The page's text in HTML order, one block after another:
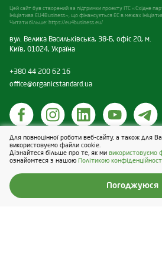
№ Найменування
1 Малина
Органічне рослинництво (у тому
розсадництво)
Вид діяльності
Виробництво
Категорія продукції
Продукти рослинництва, що не
переробці (крім об’єктів
Асортимент сертифікованої
№ Найменування
1 Малина
вул. Велика Васильківська, 38-Б, офіс 20, м.
Київ, 01024, Україна
Цей сайт був створений за підтримки проекту ITC «Східне
Ініціатива EU4Business», що фінансується ЕС в межах
Читати більше: https://eu4business.eu/
+380 44 200 62 16
office@organicstandard.ua
Політика щодо cookies
Політика конфіденційності
Для повноцінної роботи веб-сайту, а також для
використовуємо файли cookie.
Дізнайтеся більше про те, як ми використовуємо
ознайомтеся з нашою
Політикою
Погоджуюся